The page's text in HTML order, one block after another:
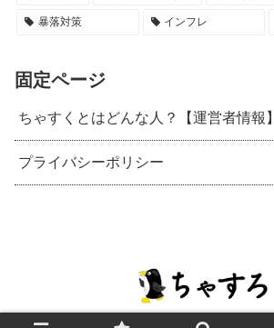
暴落対策 インフレ
固定ページ
ちゃすくとはどんな人？【運営者情報】
プライバシーポリシー